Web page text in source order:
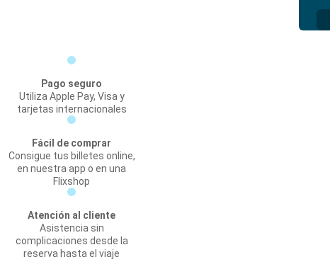
Pago seguro
Utiliza Apple Pay, Visa y
tarjetas internacionales
Fácil de comprar
Consigue tus billetes online,
en nuestra app o en una
Flixshop
Atención al cliente
Asistencia sin
complicaciones desde la
reserva hasta el viaje